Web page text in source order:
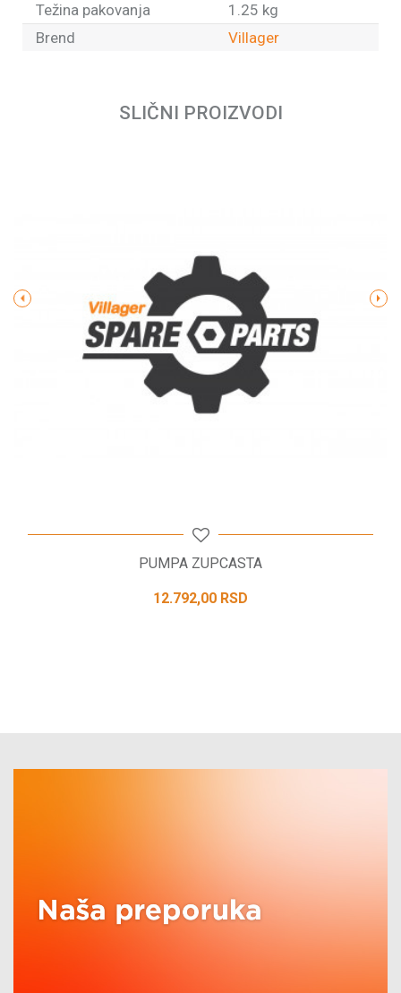
Težina pakovanja
1.25 kg
Brend
Villager
POŠALJI
SLIČNI PROIZVODI
PUMPA ZUPCASTA
12.792,00 RSD